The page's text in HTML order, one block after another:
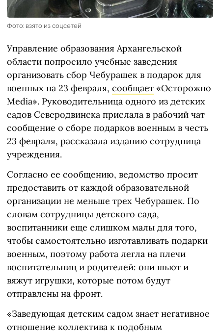
Фото: взято из соцсетей
Управление образования Архангельской
области попросило учебные заведения
организовать сбор Чебурашек в подарок для
военных на 23 февраля, сообщает «Осторожно
Media». Руководительница одного из детских
садов Северодвинска прислала в рабочий чат
сообщение о сборе подарков военным в честь
23 февраля, рассказала изданию сотрудница
учреждения.
Согласно ее сообщению, ведомство просит
предоставить от каждой образовательной
организации не меньше трех Чебурашек. По
словам сотрудницы детского сада,
воспитанники еще слишком малы для того,
чтобы самостоятельно изготавливать подарки
военным, поэтому работа легла на плечи
воспитательниц и родителей: они шьют и
вяжут игрушки, которые потом будут
отправлены на фронт.
«Заведующая детским садом знает негативное
отношение коллектива к подобным